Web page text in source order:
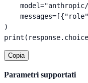
)
Copia
Parametri supportati